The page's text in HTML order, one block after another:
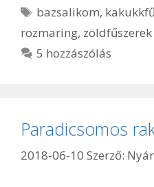
Címkék
bazsalikom, kakukkfű
rozmaring, zöldfűszerek
5 hozzászólás
Paradicsomos
2018-06-10 Szerző: